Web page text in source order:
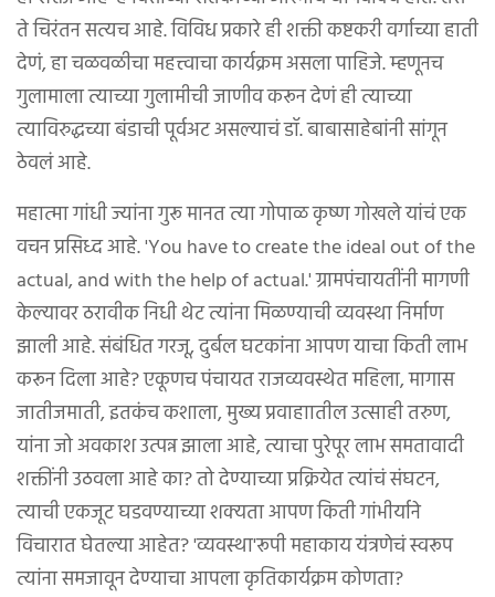
ते चिरंतन सत्यच आहे. विविध प्रकारे ही शक्ती कष्टकरी वर्गाच्या हाती
देणं, हा चळवळीचा महत्त्वाचा कार्यक्रम असला पाहिजे. म्हणूनच
गुलामाला त्याच्या गुलामीची जाणीव करून देणं ही त्याच्या
त्याविरुद्धच्या बंडाची पूर्वअट असल्याचं डॉ. बाबासाहेबांनी सांगून
ठेवलं आहे.
महात्मा गांधी ज्यांना गुरू मानत त्या गोपाळ कृष्ण गोखले यांचं एक
वचन प्रसिध्द आहे. 'You have to create the ideal out of the
actual, and with the help of actual.' ग्रामपंचायतींनी मागणी
केल्यावर ठरावीक निधी थेट त्यांना मिळण्याची व्यवस्था निर्माण
झाली आहे. संबंधित गरजू, दुर्बल घटकांना आपण याचा किती लाभ
करून दिला आहे? एकूणच पंचायत राजव्यवस्थेत महिला, मागास
जातीजमाती, इतकंच कशाला, मुख्य प्रवाहाातील उत्साही तरुण,
यांना जो अवकाश उत्पन्न झाला आहे, त्याचा पुरेपूर लाभ समतावादी
शक्तींनी उठवला आहे का? तो देण्याच्या प्रक्रियेत त्यांचं संघटन,
त्याची एकजूट घडवण्याच्या शक्यता आपण किती गांभीर्याने
विचारात घेतल्या आहेत? 'व्यवस्था'रूपी महाकाय यंत्रणेचं स्वरूप
त्यांना समजावून देण्याचा आपला कृतिकार्यक्रम कोणता?